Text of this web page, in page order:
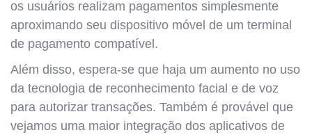
os usuários realizam pagamentos simplesmente
aproximando seu dispositivo móvel de um terminal
de pagamento compatível.
Além disso, espera-se que haja um aumento no uso
da tecnologia de reconhecimento facial e de voz
para autorizar transações. Também é provável que
vejamos uma maior integração dos aplicativos de